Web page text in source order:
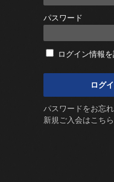
パスワード
ログイン情報
パスワードをお忘
新規ご入会はこちら